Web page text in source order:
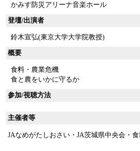
かみす防災アリーナ音楽ホール
登壇/出演者
鈴木宣弘(東京大学大学院教授)
概要
食料・農業危機
食と農をいかに守るか
参加/視聴方法
主催者等
JAなめがたしおさい・JA茨城県中央会・